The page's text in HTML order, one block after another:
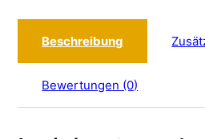
Beschreibung
Bewertungen (0)